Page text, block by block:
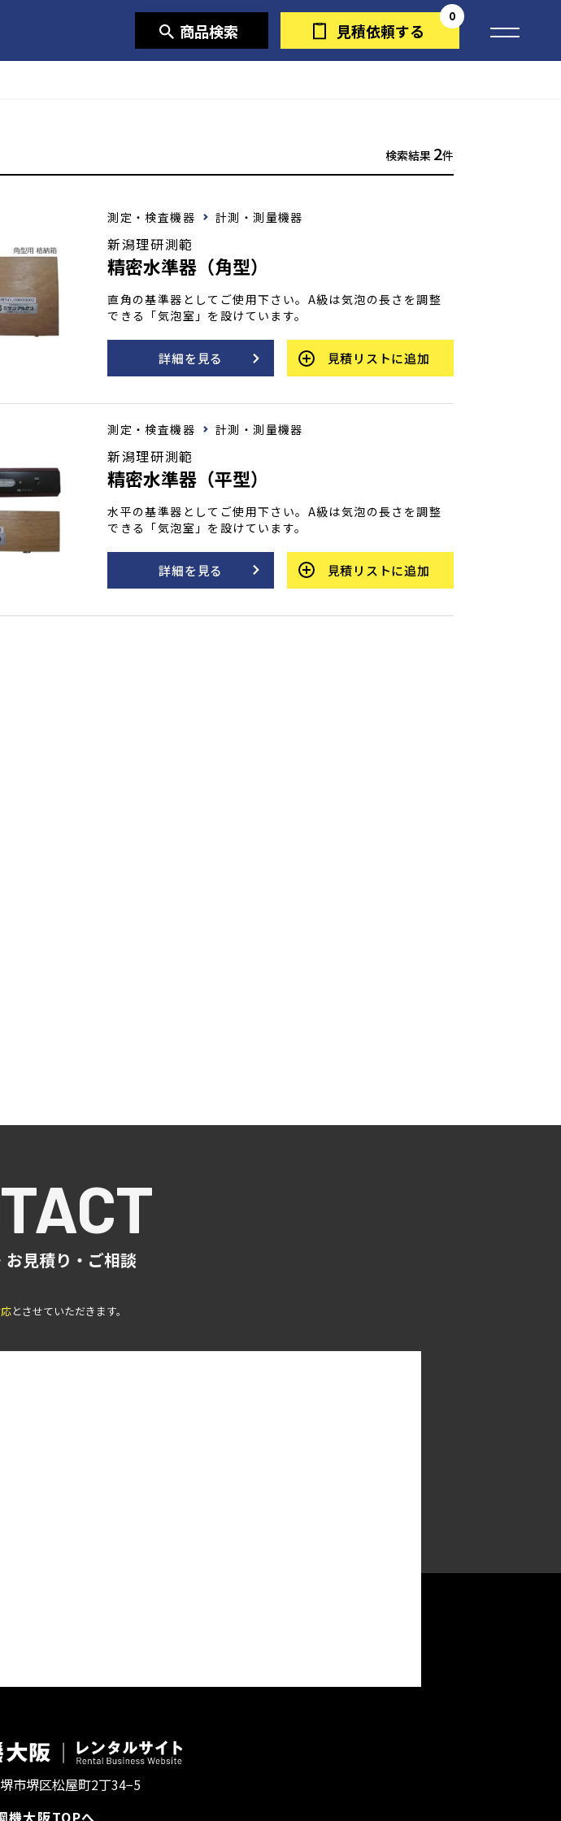
商品検索 見積依頼する
0
検索結果 2件
測定・検査機器 計測・測量機器
新潟理研測範
精密水準器（角型）
直角の基準器としてご使用下さい。A級は気泡の長さを調整
できる「気泡室」を設けています。
詳細を見る 見積リストに追加
測定・検査機器 計測・測量機器
新潟理研測範
精密水準器（平型）
水平の基準器としてご使用下さい。A級は気泡の長さを調整
できる「気泡室」を設けています。
詳細を見る 見積リストに追加
見積り・ご相談
とさせていただきます。
市堺区松屋町2丁34−5
機大阪TOPへ